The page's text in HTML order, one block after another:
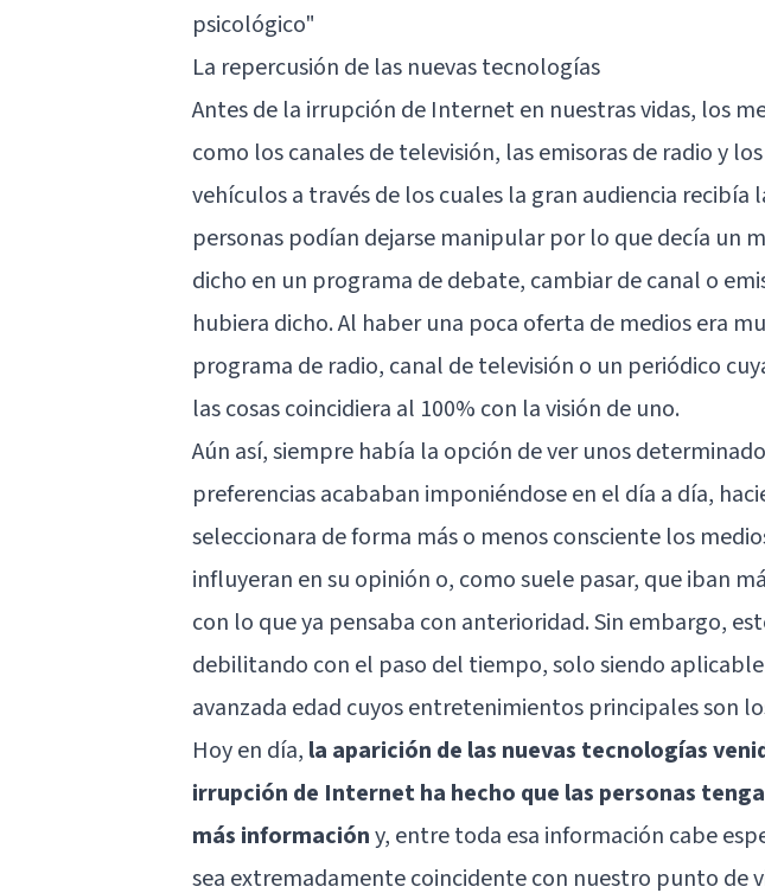
psicológico"
La repercusión de las nuevas tecnologías
Antes de la irrupción de Internet en nuestras vidas, los
como los canales de televisión, las emisoras de radio y
vehículos a través de los cuales la gran audiencia recibía
personas podían dejarse manipular por lo que decía un
dicho en un programa de debate, cambiar de canal o
hubiera dicho. Al haber una poca oferta de medios era
programa de radio, canal de televisión o un periódico
las cosas coincidiera al 100% con la visión de uno.
Aún así, siempre había la opción de ver unos
preferencias acababan imponiéndose en el día a día,
seleccionara de forma más o menos consciente los
influyeran en su opinión o, como suele pasar, que iban
con lo que ya pensaba con anterioridad. Sin embargo,
debilitando con el paso del tiempo, solo siendo
avanzada edad cuyos entretenimientos principales son
Hoy en día, la aparición de las nuevas tecnologías
irrupción de Internet ha hecho que las personas
más informacióny, entre toda esa información cabe
sea extremadamente coincidente con nuestro punto de